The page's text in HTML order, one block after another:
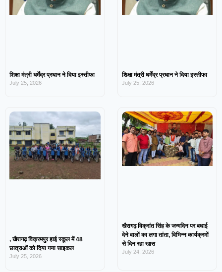
शिक्षा मंत्री धर्मेंद्र प्रधान ने दिया इस्तीफा
July 25, 2026
शिक्षा मंत्री धर्मेंद्र प्रधान ने दिया इस्तीफा
July 25, 2026
, खैरागढ़ विक्रमपुर हाई स्कूल में 48
छात्राओं को दिया गया साइकल
July 25, 2026
खैरागढ़ विक्रांत सिंह के जन्मदिन पर बधाई
देने वालों का लगा तांता, विभिन्न कार्यक्रमों
से दिन रहा खास
July 24, 2026